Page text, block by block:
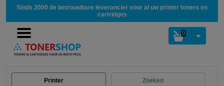
Sinds 2000 de betrouwbare leverancier voor al uw printer toners en
cartridges
0
Printer Zoeken